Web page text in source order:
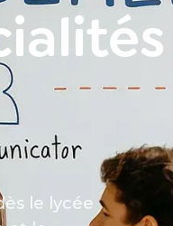
le lycée